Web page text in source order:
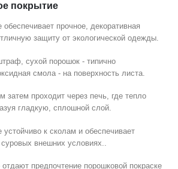
покрытие
прочное, декоративная
защиту от экологической одежды.
сухой порошок - типично
смола - на поверхность листа.
затем проходит через печь, где тепло
гладкую, сплошной слой.
устойчиво к сколам и обеспечивает
внешних условиях..
предпочтение порошковой покраске